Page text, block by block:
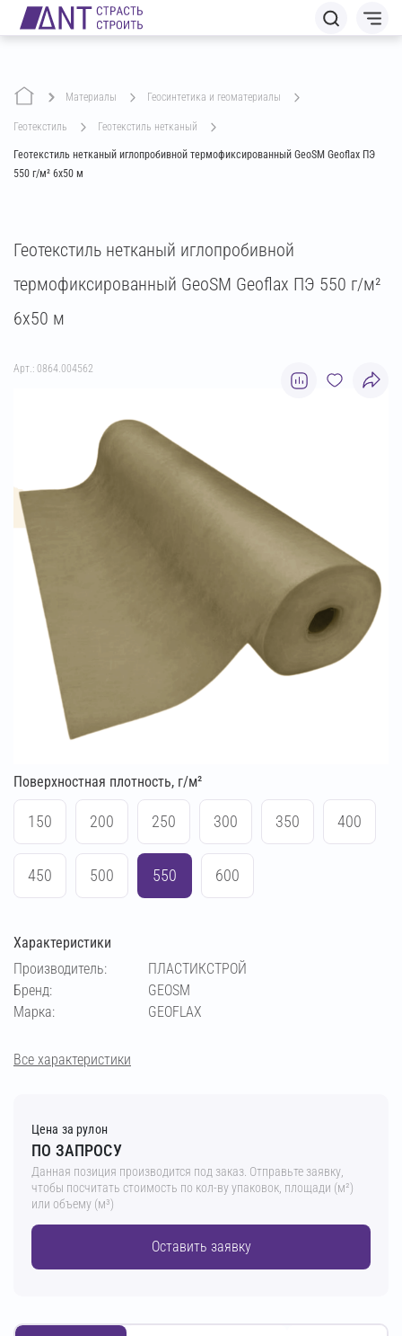
Материалы геосинтетика и геоматериалы
геотекстиль геотекстиль нетканый
Геотекстиль нетканый иглопробивной термофиксированный GeoSM Geoflax ПЭ
550 г/м² 6х50 м
Геотекстиль нетканый иглопробивной
термофиксированный GeoSM Geoflax ПЭ 550 г/м²
6х50 м
Арт.: 0864.004562
Поверхностная плотность, г/м²
150 200 250 300 350 400
450 500 550 600
Характеристики
Производитель:
ПЛАСТИКСТРОЙ
Бренд:
GEOSM
Марка:
GEOFLAX
Все характеристики
Цена за рулон
ПО ЗАПРОСУ
Данная позиция производится под заказ. Отправьте заявку,
чтобы посчитать стоимость по кол-ву упаковок, площади (м²)
или объему (м³)
Оставить заявку